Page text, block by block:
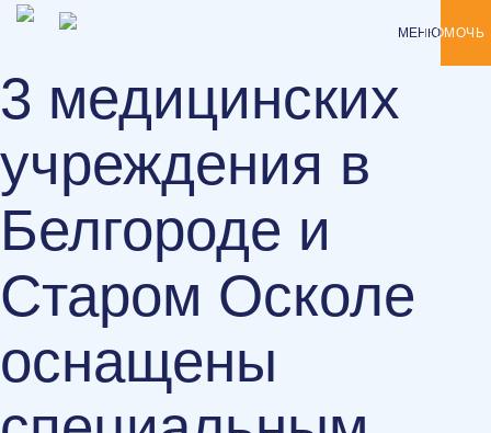
НОВОСТИ МЕНЮПОМОЧЬ
3 медицинских
учреждения в
Белгороде и
Старом Осколе
оснащены